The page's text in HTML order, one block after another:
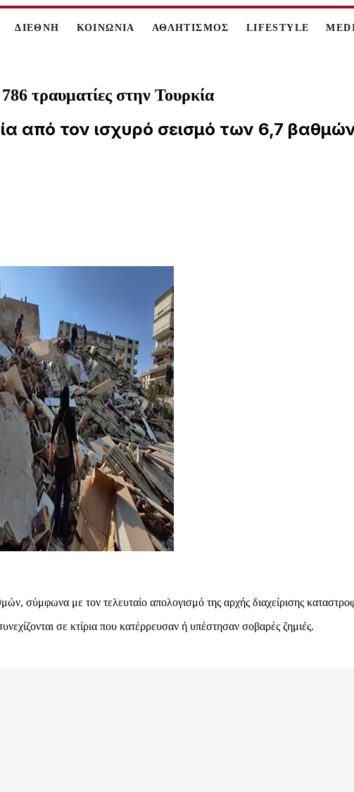
ΔΙΕΘΝΗ ΚΟΙΝΩΝΙΑ ΑΘΛΗΤΙΣΜΟΣ LIFESTYLE
τραυματίες στην Τουρκία
από τον ισχυρό σεισμό των 6,7
σύμφωνα με τον τελευταίο απολογισμό της αρχής διαχείρισης
σε κτίρια που κατέρρευσαν ή υπέστησαν σοβαρές ζημιές.